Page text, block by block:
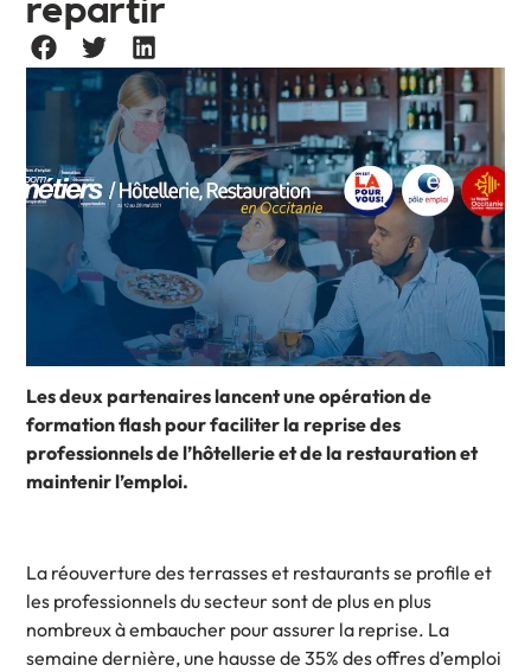
repartir
Les deux partenaires lancent une opération de
formation flash pour faciliter la reprise des
professionnels de l’hôtellerie et de la restauration et
maintenir l’emploi.
La réouverture des terrasses et restaurants se profile et
les professionnels du secteur sont de plus en plus
nombreux à embaucher pour assurer la reprise. La
semaine dernière, une hausse de 35% des offres d’emploi